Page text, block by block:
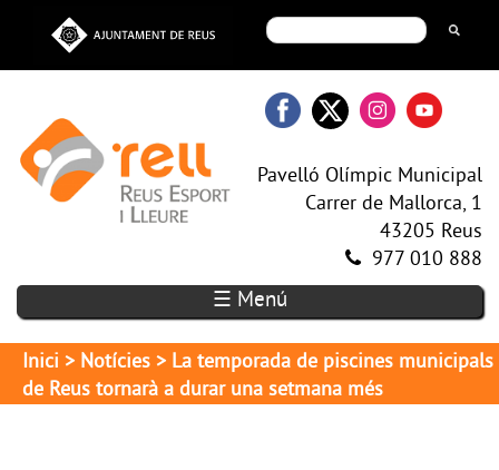
Pavelló Olímpic Municipal
Carrer de Mallorca, 1
43205 Reus
977 010 888
☰ Menú
Inici > Notícies > La temporada de piscines municipals
de Reus tornarà a durar una setmana més